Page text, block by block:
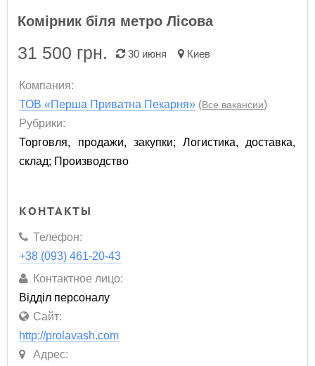
Комірник біля метро Лісова
31 500 грн. 30 июня Киев
Компания:
ТОВ «Перша Приватна Пекарня» (Все вакансии)
Рубрики:
Торговля, продажи, закупки;Логистика, доставка,
склад; Производство
КОНТАКТЫ
Телефон:
+38 (093) 461-20-43
Контактное лицо:
Відділ персоналу
Сайт:
http://prolavash.com
Адрес: